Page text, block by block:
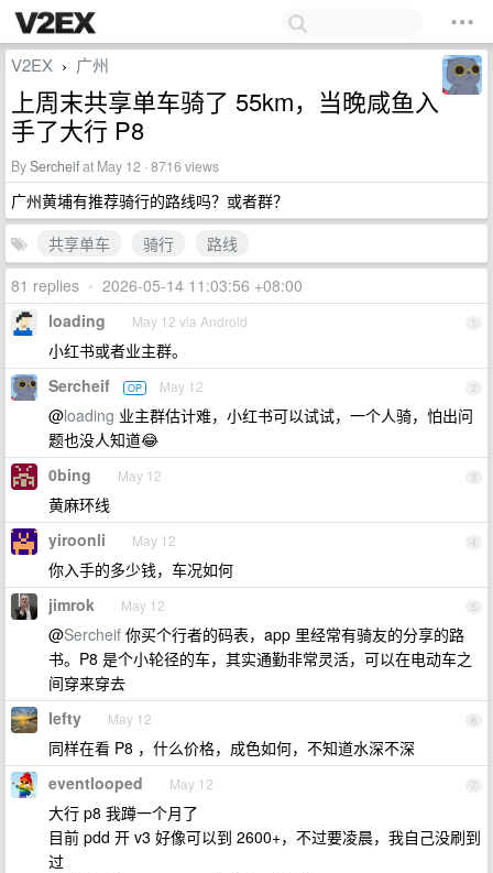
V2EX › 广州
上周末共享单车骑了 55km，当晚咸鱼入
手了大行 P8
BySercheifat May 12 · 8716 views
广州黄埔有推荐骑行的路线吗？或者群？
共享单车
骑行
路线
81 replies • 2026-05-14 11:03:56 +08:00
1
loading May 12 via Android
小红书或者业主群。
2
Sercheif OP May 12
@loading 业主群估计难，小红书可以试试，一个人骑，怕出问
题也没人知道😂
3
0bing May 12
黄麻环线
4
yiroonli May 12
你入手的多少钱，车况如何
5
jimrok May 12
@Sercheif 你买个行者的码表，app 里经常有骑友的分享的路
书。P8 是个小轮径的车，其实通勤非常灵活，可以在电动车之
间穿来穿去
6
Iefty May 12
同样在看 P8 ，什么价格，成色如何，不知道水深不深
7
eventlooped May 12
大行 p8 我蹲一个月了
目前 pdd 开 v3 好像可以到 2600+，不过要凌晨，我自己没刷到
过